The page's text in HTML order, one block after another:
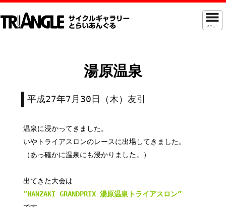
メニュー
湯原温泉
平成27年7月30日（木）友引
温泉に浸かってきました。
いやトライアスロンのレースに出場してきました。
（あっ確かに温泉にも浸かりました。）
出てきた大会は
”HANZAKI GRANDPRIX 湯原温泉トライアスロン”